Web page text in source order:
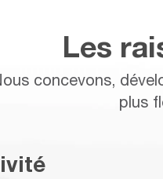
Les
concevons,
plus